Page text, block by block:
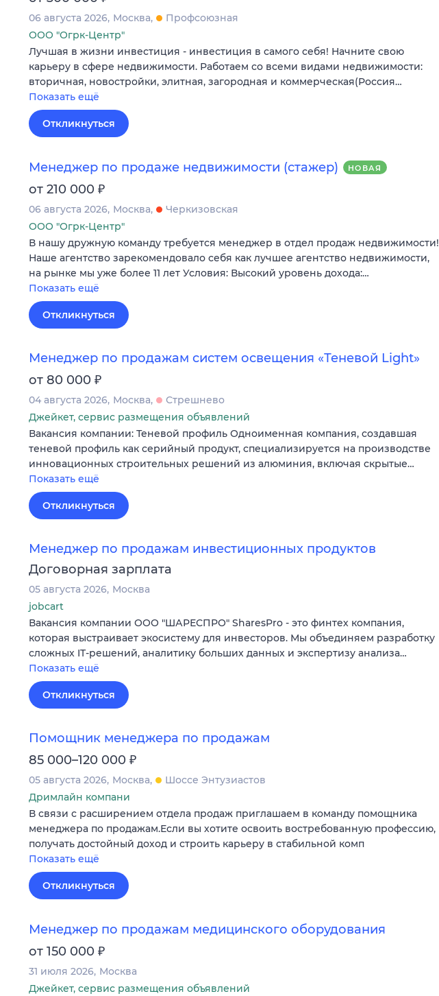
06 августа 2026 Москва
Профсоюзная
ООО "Огрк-Центр"
Лучшая в жизни инвестиция - инвестиция в самого себя! Начните свою
карьеру в сфере недвижимости. Работаем со всеми видами недвижимости:
вторичная, новостройки, элитная, загородная и коммерческая(Россия…
Показать ещё
Откликнуться
Менеджер по продаже недвижимости (стажер) НОВАЯ
от 210 000 ₽
06 августа 2026 Москва
Черкизовская
ООО "Огрк-Центр"
В нашу дружную команду требуется менеджер в отдел продаж недвижимости!
Наше агентство зарекомендовало себя как лучшее агентство недвижимости,
на рынке мы уже более 11 лет Условия: Высокий уровень дохода:…
Показать ещё
Откликнуться
Менеджер по продажам систем освещения «Теневой Light»
от 80 000 ₽
04 августа 2026 Москва
Стрешнево
Джейкет, сервис размещения объявлений
Вакансия компании: Теневой профиль Одноименная компания, создавшая
теневой профиль как серийный продукт, специализируется на производстве
инновационных строительных решений из алюминия, включая скрытые…
Показать ещё
Откликнуться
Менеджер по продажам инвестиционных продуктов
Договорная зарплата
05 августа 2026 Москва
jobcart
Вакансия компании ООО "ШАРЕСПРО" SharesPro - это финтех компания,
которая выстраивает экосистему для инвесторов. Мы объединяем разработку
сложных IT‑решений, аналитику больших данных и экспертизу анализа…
Показать ещё
Откликнуться
Помощник менеджера по продажам
85 000–120 000 ₽
05 августа 2026 Москва
Шоссе Энтузиастов
Дримлайн компани
В связи с расширением отдела продаж приглашаем в команду помощника
менеджера по продажам.Если вы хотите освоить востребованную профессию,
получать достойный доход и строить карьеру в стабильной комп
Показать ещё
Откликнуться
Менеджер по продажам медицинского оборудования
от 150 000 ₽
31 июля 2026 Москва
Джейкет, сервис размещения объявлений